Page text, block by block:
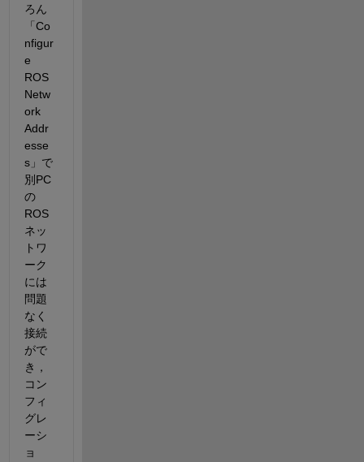
ろん
「Co
nfigur
e
ROS
Netw
ork
Addr
esse
s」で
別PC
の
ROS
ネッ
トワ
ーク
には
問題
なく
接続
がで
き，
コン
フィ
グレ
ーシ
ョ